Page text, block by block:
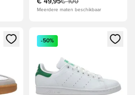
Meerdere maten beschikbaar
in te loggen of je aan te melden als
Opent een venster om in te
-50%